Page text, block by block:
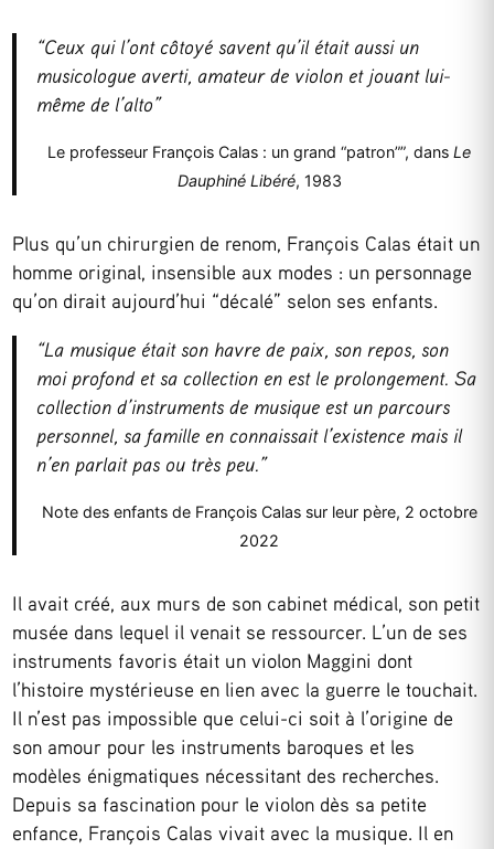
“Ceux qui l’ont côtoyé savent qu’il était aussi un
musicologue averti, amateur de violon et jouant lui-
même de l’alto”
Le professeur François Calas : un grand “patron””, dansLe
Dauphiné Libéré, 1983
Plus qu’un chirurgien de renom, François Calas était un
homme original, insensible aux modes : un personnage
qu’on dirait aujourd’hui “décalé” selon ses enfants.
“La musique était son havre de paix, son repos, son
moi profond et sa collection en est le prolongement. Sa
collection d’instruments de musique est un parcours
personnel, sa famille en connaissait l’existence mais il
n’en parlait pas ou très peu.”
Note des enfants de François Calas sur leur père, 2 octobre
2022
Il avait créé, aux murs de son cabinet médical, son petit
musée dans lequel il venait se ressourcer. L’un de ses
instruments favoris était un violon Maggini dont
l’histoire mystérieuse en lien avec la guerre le touchait.
Il n’est pas impossible que celui-ci soit à l’origine de
son amour pour les instruments baroques et les
modèles énigmatiques nécessitant des recherches.
Depuis sa fascination pour le violon dès sa petite
enfance, François Calas vivait avec la musique. Il en